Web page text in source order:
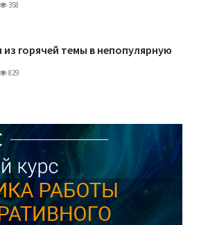
358
из горячей темы в непопулярную
829